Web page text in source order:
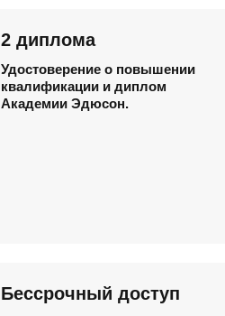
2 диплома
Удостоверение о повышении
квалификации и диплом
Академии Эдюсон.
Бессрочный доступ